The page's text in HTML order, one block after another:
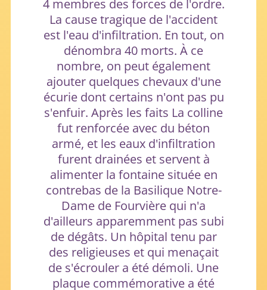
4 membres des forces de l'ordre.
La cause tragique de l'accident
est l'eau d'infiltration. En tout, on
dénombra 40 morts. À ce
nombre, on peut également
ajouter quelques chevaux d'une
écurie dont certains n'ont pas pu
s'enfuir. Après les faits La colline
fut renforcée avec du béton
armé, et les eaux d'infiltration
furent drainées et servent à
alimenter la fontaine située en
contrebas de la Basilique Notre-
Dame de Fourvière qui n'a
d'ailleurs apparemment pas subi
de dégâts. Un hôpital tenu par
des religieuses et qui menaçait
de s'écrouler a été démoli. Une
plaque commémorative a été